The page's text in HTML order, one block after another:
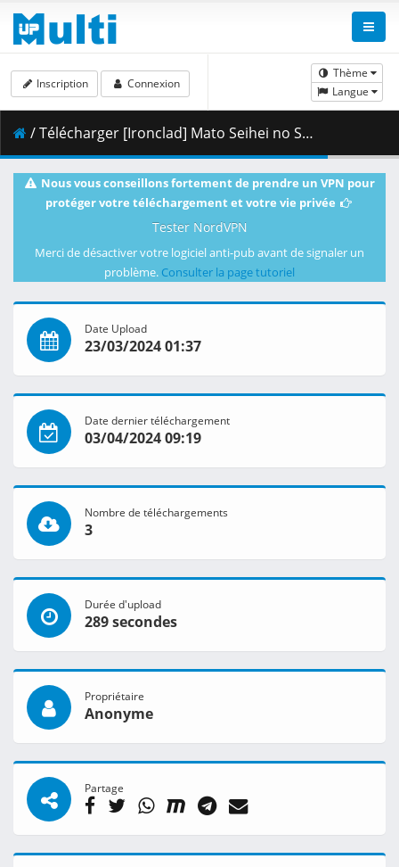
Thème
Langue
Inscription Connexion
/ Télécharger [Ironclad] Mato Seihei no Slave - 01 [10bit.1080p.AV1].mkv.002 ( 280.89 MB )
Nous vous conseillons fortement de prendre un VPN pour
protéger votre téléchargement et votre vie privée
Tester NordVPN
Merci de désactiver votre logiciel anti-pub avant de signaler un
problème. Consulter la page tutoriel
Date Upload
23/03/2024 01:37
Date dernier téléchargement
03/04/2024 09:19
Nombre de téléchargements
3
Durée d'upload
289 secondes
Propriétaire
Anonyme
Partage